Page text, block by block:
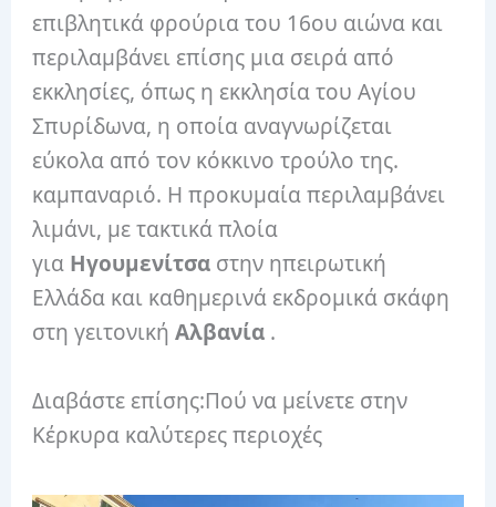
επιβλητικά φρούρια του 16ου αιώνα και
περιλαμβάνει επίσης μια σειρά από
εκκλησίες, όπως η εκκλησία του Αγίου
Σπυρίδωνα, η οποία αναγνωρίζεται
εύκολα από τον κόκκινο τρούλο της.
καμπαναριό. Η προκυμαία περιλαμβάνει
λιμάνι, με τακτικά πλοία
για Ηγουμενίτσα στην ηπειρωτική
Ελλάδα και καθημερινά εκδρομικά σκάφη
στη γειτονικήΑλβανία .
Διαβάστε επίσης:Πού να μείνετε στην
Κέρκυρα καλύτερες περιοχές